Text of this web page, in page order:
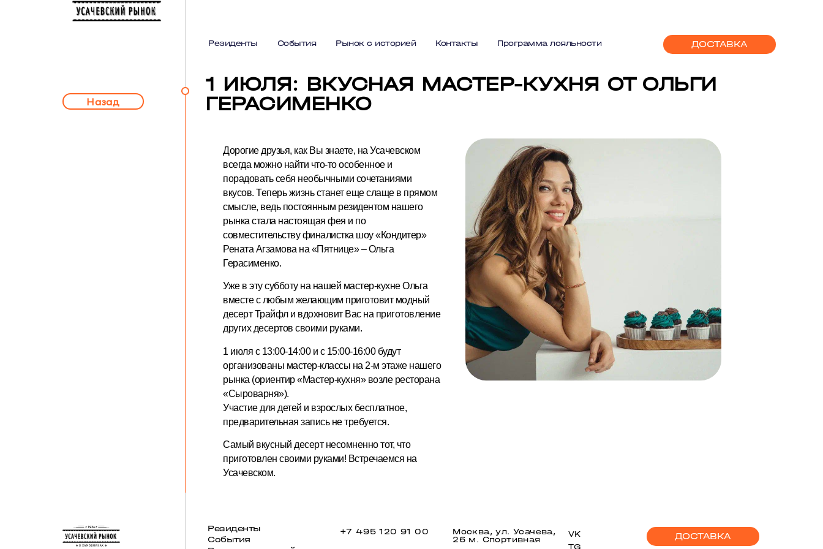
Резиденты События Рынок с историей Контакты Программа лояльности ДОСТАВКА
Назад
1 ИЮЛЯ: ВКУСНАЯ МАСТЕР-КУХНЯ ОТ ОЛЬГИ
ГЕРАСИМЕНКО
Дорогие друзья, как Вы знаете, на Усачевском
всегда можно найти что-то особенное и
порадовать себя необычными сочетаниями
вкусов. Теперь жизнь станет еще слаще в прямом
смысле, ведь постоянным резидентом нашего
рынка стала настоящая фея и по
совместительству финалистка шоу «Кондитер»
Рената Агзамова на «Пятнице» – Ольга
Герасименко.
Уже в эту субботу на нашей мастер-кухне Ольга
вместе с любым желающим приготовит модный
десерт Трайфл и вдохновит Вас на приготовление
других десертов своими руками.
1 июля с 13:00-14:00 и с 15:00-16:00 будут
организованы мастер-классы на 2-м этаже нашего
рынка (ориентир «Мастер-кухня» возле ресторана
«Сыроварня»).
Участие для детей и взрослых бесплатное,
предварительная запись не требуется.
Самый вкусный десерт несомненно тот, что
приготовлен своими руками! Встречаемся на
Усачевском.
Резиденты
События
+7 495 120 91 00
Москва, ул. Усачева,
26 м. Спортивная
VK
TG
ДОСТАВКА